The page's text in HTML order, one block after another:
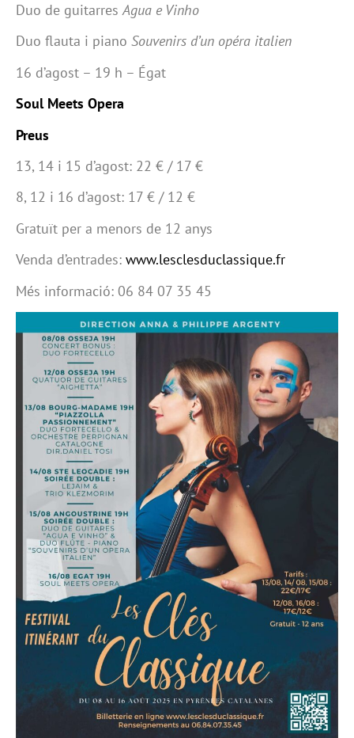
Duo de guitarresAgua e Vinho
Duo flauta i piano Souvenirs d’un opéra italien
16 d’agost – 19 h – Égat
Soul Meets Opera
Preus
13, 14 i 15 d’agost: 22 € / 17 €
8, 12 i 16 d’agost: 17 € / 12 €
Gratuït per a menors de 12 anys
Venda d’entrades: www.lesclesduclassique.fr
Més informació: 06 84 07 35 45